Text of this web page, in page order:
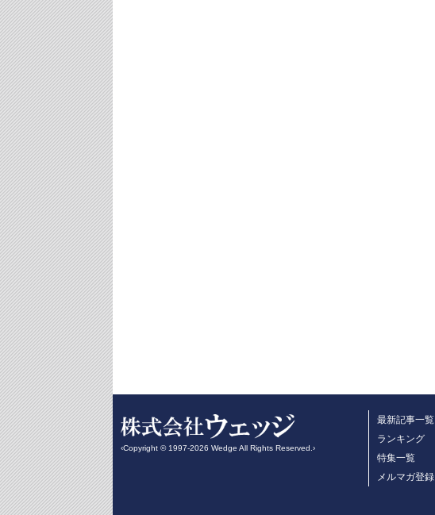
‹Copyright © 1997-2026 Wedge All Rights Reserved.›
最新記事一覧
ランキング
特集一覧
メルマガ登録